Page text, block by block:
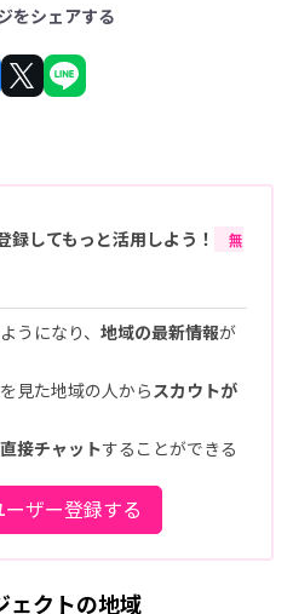
をシェアする
録してもっと活用しよう！
無
うになり、 地域の最新情報が
見た地域の人から スカウトが
直接チャットすることができる
ザー登録する
ェクトの地域